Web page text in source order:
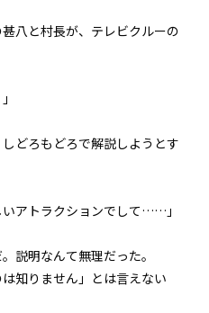
Monsters
がたき運命の中
八と村長が、テレビクルーの
どろもどろで解説しようとす
アトラクションでして……」
説明なんて無理だった。
知りません」とは言えない